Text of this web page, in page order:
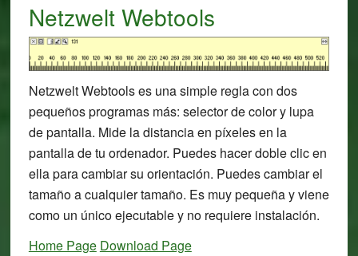
Netzwelt Webtools
Netzwelt Webtools es una simple regla con dos
pequeños programas más: selector de color y lupa
de pantalla. Mide la distancia en píxeles en la
pantalla de tu ordenador. Puedes hacer doble clic en
ella para cambiar su orientación. Puedes cambiar el
tamaño a cualquier tamaño. Es muy pequeña y viene
como un único ejecutable y no requiere instalación.
Home Page Download Page